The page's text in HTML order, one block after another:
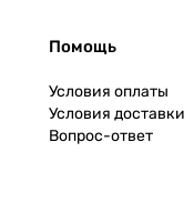
Помощь
Условия оплаты
Условия доставки
Вопрос-ответ